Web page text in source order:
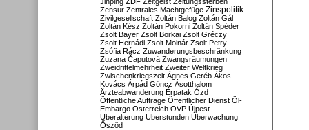
Zensur Zentrales Machtgefüge Zinspolitik
Zivilgesellschaft Zoltán Balog Zoltán Gál
Zoltán Kész Zoltán Pokorni Zoltán Spéder
Zsolt Bayer Zsolt Borkai Zsolt Gréczy
Zsolt Hernádi Zsolt Molnár Zsolt Petry
Zsófia Rácz Zuwanderungsbeschränkung
Zuzana Čaputová Zwangsräumungen
Zweidrittelmehrheit Zweiter Weltkrieg
Zwischenkriegszeit Ágnes Geréb Ákos
Kovács Árpád Göncz Ásotthalom
Ärzteabwanderung Érpatak Ózd
Öffentliche Aufträge Öffentlicher Dienst Öl-
Embargo Österreich ÖVP Újpest
Überalterung Überstunden Überwachung
Őszöd